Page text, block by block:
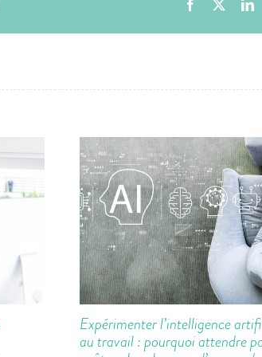
Facebook
X
Expérimenter l’intelligence
au travail : pourquoi attendre